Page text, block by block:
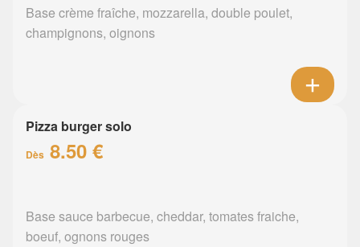
Base crème fraîche, mozzarella, double poulet,
champignons, oignons
Pizza burger solo
Dès 8.50 €
Base sauce barbecue, cheddar, tomates fraiche,
boeuf, ognons rouges